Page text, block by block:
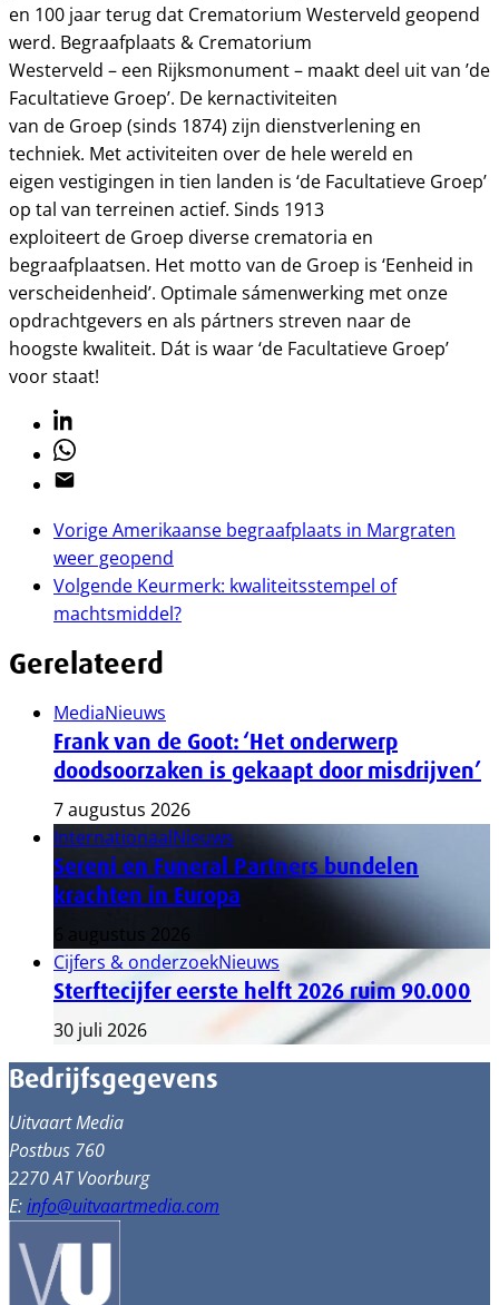
en 100 jaar terug dat Crematorium Westerveld geopend
werd. Begraafplaats & Crematorium
Westerveld – een Rijksmonument – maakt deel uit van ’de
Facultatieve Groep’. De kernactiviteiten
van de Groep (sinds 1874) zijn dienstverlening en
techniek. Met activiteiten over de hele wereld en
eigen vestigingen in tien landen is ‘de Facultatieve Groep’
op tal van terreinen actief. Sinds 1913
exploiteert de Groep diverse crematoria en
begraafplaatsen. Het motto van de Groep is ‘Eenheid in
verscheidenheid’. Optimale sámenwerking met onze
opdrachtgevers en als pártners streven naar de
hoogste kwaliteit. Dát is waar ‘de Facultatieve Groep’
voor staat!
Linkedin
Whatsapp
Email
VorigeAmerikaanse begraafplaats in Margraten
weer geopend
Volgende Keurmerk: kwaliteitsstempel of
machtsmiddel?
Gerelateerd
MediaNieuws
Frank van de Goot: ‘Het onderwerp
doodsoorzaken is gekaapt door misdrijven’
7 augustus 2026
InternationaalNieuws
Sereni en Funeral Partners bundelen
krachten in Europa
6 augustus 2026
Cijfers & onderzoekNieuws
Sterftecijfer eerste helft 2026 ruim 90.000
30 juli 2026
Bedrijfsgegevens
Uitvaart Media
Postbus 760
2270 AT Voorburg
E:info@uitvaartmedia.com